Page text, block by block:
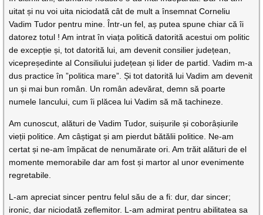
uitat și nu voi uita niciodată cât de mult a însemnat Corneliu
Vadim Tudor pentru mine. Într-un fel, aș putea spune chiar că îi
datorez totul ! Am intrat în viața politică datorită acestui om politic
de excepție și, tot datorită lui, am devenit consilier județean,
vicepreședinte al Consiliului județean și lider de partid. Vadim m-a
dus practice în ”politica mare”. Și tot datorită lui Vadim am devenit
un și mai bun român. Un român adevărat, demn să poarte
numele Iancului, cum îi plăcea lui Vadim să mă tachineze.
Am cunoscut, alături de Vadim Tudor, suișurile și coborâșiurile
vieții politice. Am câștigat și am pierdut bătălii politice. Ne-am
certat și ne-am împăcat de nenumărate ori. Am trăit alături de el
momente memorabile dar am fost și martor al unor evenimente
regretabile.
L-am apreciat sincer pentru felul său de a fi: dur, dar sincer;
ironic, dar niciodată zeflemitor. L-am admirat pentru abilitatea sa